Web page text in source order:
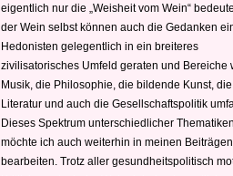
eigentlich nur die „Weisheit vom Wein“
der Wein selbst können auch die Gedanken
Hedonisten gelegentlich in ein breiteres
zivilisatorisches Umfeld geraten und Bereiche
Musik, die Philosophie, die bildende Kunst, die
Literatur und auch die Gesellschaftspolitik
Dieses Spektrum unterschiedlicher Thematiken
möchte ich auch weiterhin in meinen Beiträgen
bearbeiten. Trotz aller gesundheitspolitisch